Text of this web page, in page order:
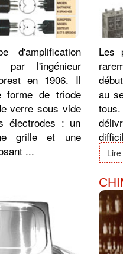
d'amplification
par l'ingénieur
en 1906. Il
forme de triode
verre sous vide
électrodes : un
grille et une
...
Les
au